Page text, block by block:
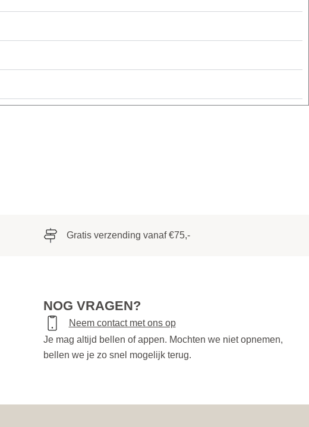
Gratis verzending vanaf €75,-
NOG VRAGEN?
Neem contact met ons op
Je mag altijd bellen of appen. Mochten we niet opnemen,
bellen we je zo snel mogelijk terug.